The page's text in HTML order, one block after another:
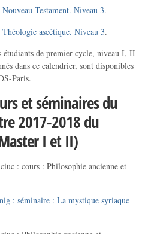
Testament. Niveau 3.
ascétique. Niveau 3.
étudiants de premier cycle, niveau I, II
dans ce calendrier, sont disponibles
Paris.
et séminaires du
2017-2018 du
I et II)
: cours : Philosophie ancienne et
: séminaire : La mystique syriaque